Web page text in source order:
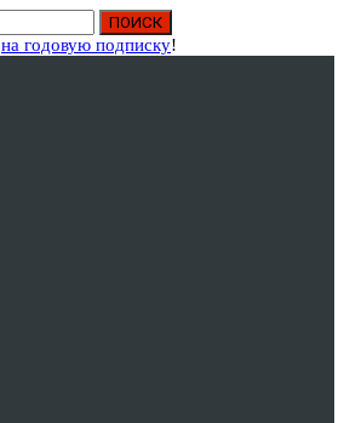
на годовую подписку!